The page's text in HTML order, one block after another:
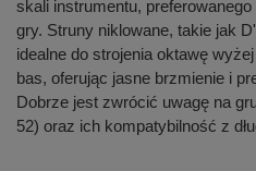
skali instrumentu,
gry. Struny niklowane, takie jak
idealne do strojenia oktawę
bas, oferując jasne brzmienie i
Dobrze jest zwrócić uwagę na
52) oraz ich kompatybilność z